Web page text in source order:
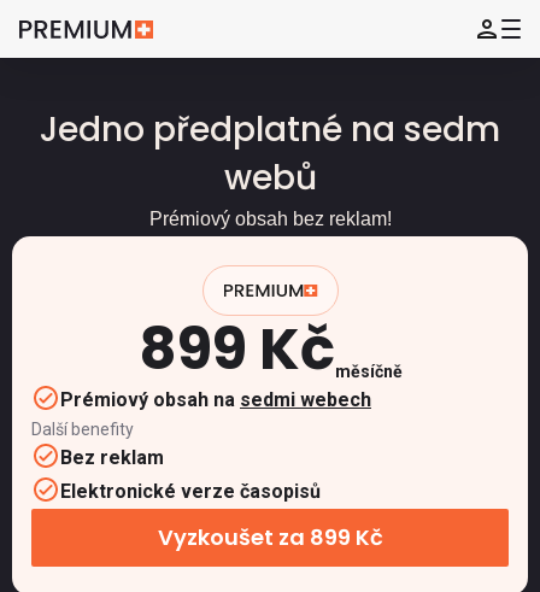
Jedno předplatné na sedm
webů
Prémiový obsah bez reklam!
899 Kčměsíčně
Prémiový obsah na sedmi webech
Další benefity
Bez reklam
Elektronické verze časopisů
Vyzkoušet za 899 Kč